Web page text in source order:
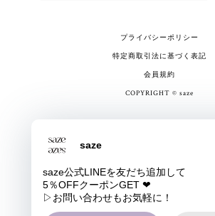
プライバシーポリシー
特定商取引法に基づく表記
会員規約
COPYRIGHT © saze